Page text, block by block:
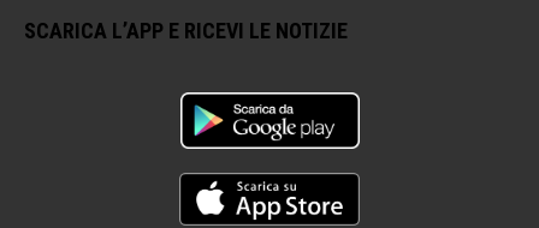
SCARICA L’APP E RICEVI LE NOTIZIE